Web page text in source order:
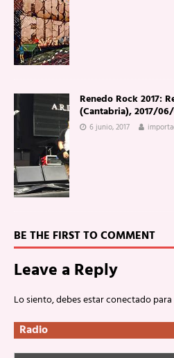
Renedo Rock 2017:
(Cantabria), 2017/
6 junio, 2017
BE THE FIRST TO COMMENT
Leave a Reply
Lo siento, debes estarconectado
Radio